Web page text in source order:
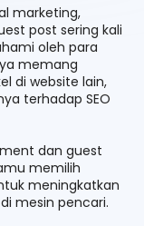
marketing,
post sering kali
oleh para
memang
di website lain,
terhadap SEO
dan guest
memilih
meningkatkan
mesin pencari.